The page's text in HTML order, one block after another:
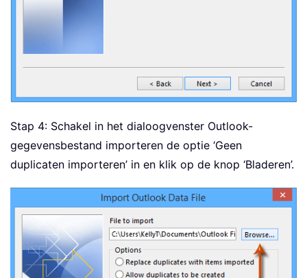
Stap 4: Schakel in het dialoogvenster Outlook-
gegevensbestand importeren de optie ‘Geen
duplicaten importeren’ in en klik op de knop ‘Bladeren’.